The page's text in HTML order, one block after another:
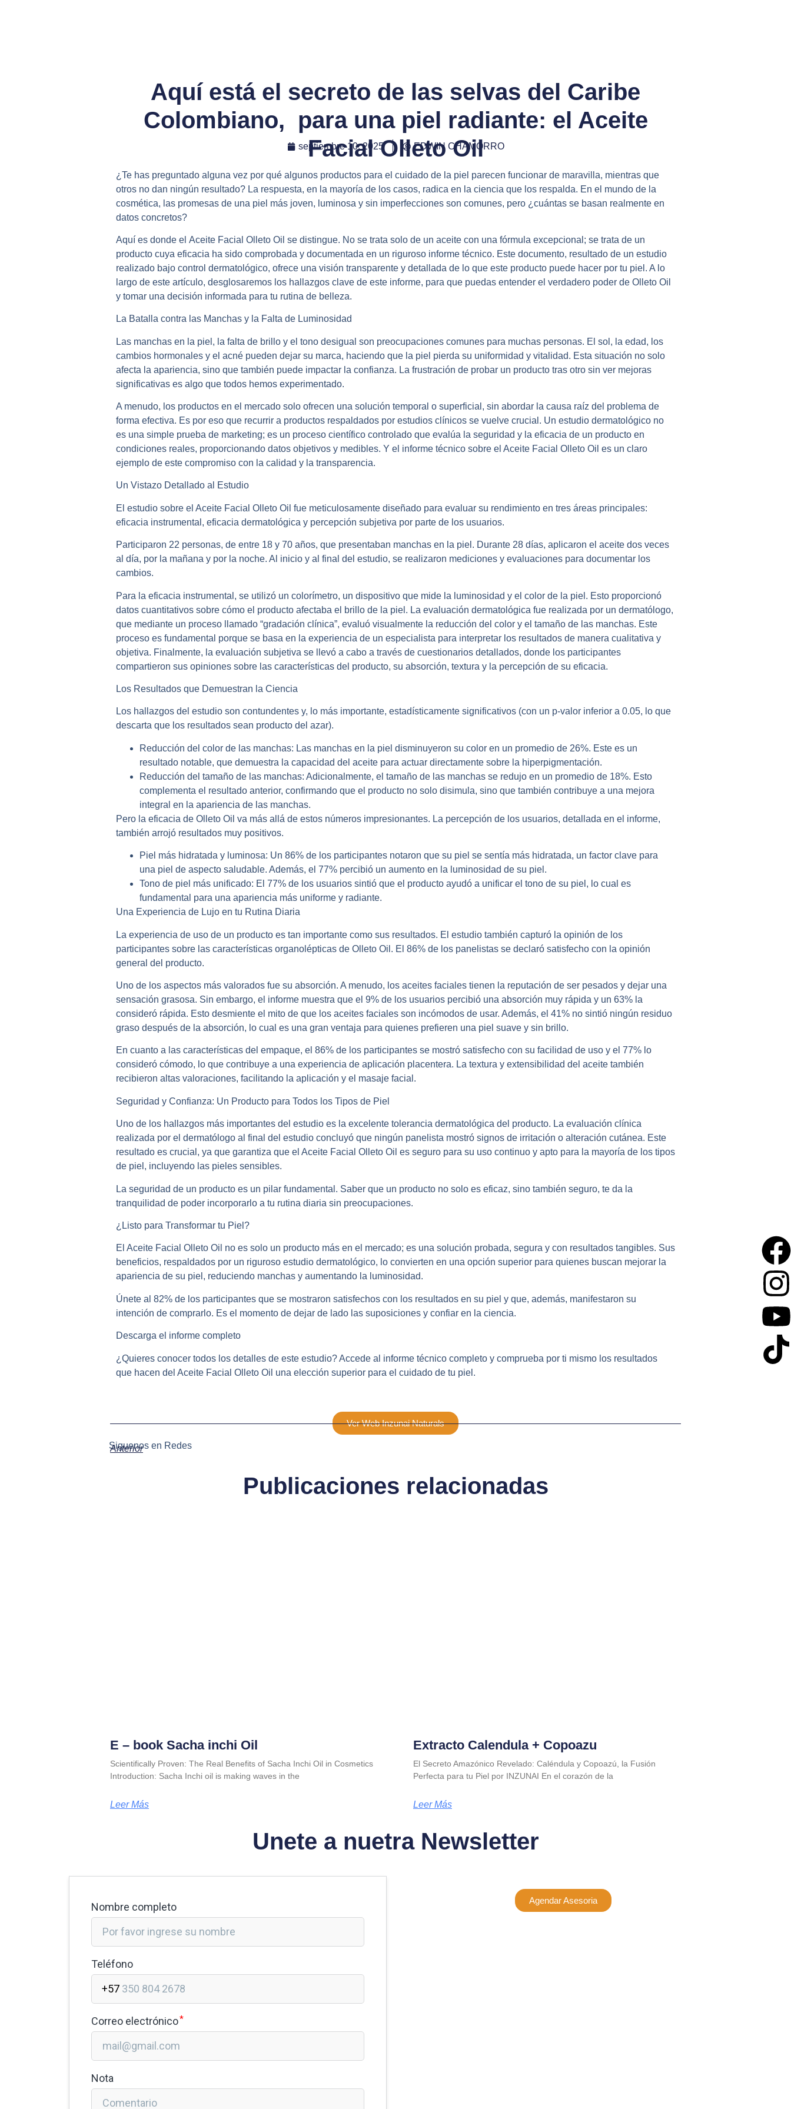
Aquí está el secreto de las selvas del Caribe
Colombiano, para una piel radiante: el Aceite
Facial Olleto Oil
septiembre 10, 2025 EDWIN CHAMORRO
¿Te has preguntado alguna vez por qué algunos productos para el cuidado de la piel parecen funcionar de maravilla, mientras que
otros no dan ningún resultado? La respuesta, en la mayoría de los casos, radica en la ciencia que los respalda. En el mundo de la
cosmética, las promesas de una piel más joven, luminosa y sin imperfecciones son comunes, pero ¿cuántas se basan realmente en
datos concretos?
Aquí es donde el Aceite Facial Olleto Oil se distingue. No se trata solo de un aceite con una fórmula excepcional; se trata de un
producto cuya eficacia ha sido comprobada y documentada en un riguroso informe técnico. Este documento, resultado de un estudio
realizado bajo control dermatológico, ofrece una visión transparente y detallada de lo que este producto puede hacer por tu piel. A lo
largo de este artículo, desglosaremos los hallazgos clave de este informe, para que puedas entender el verdadero poder de Olleto Oil
y tomar una decisión informada para tu rutina de belleza.
La Batalla contra las Manchas y la Falta de Luminosidad
Las manchas en la piel, la falta de brillo y el tono desigual son preocupaciones comunes para muchas personas. El sol, la edad, los
cambios hormonales y el acné pueden dejar su marca, haciendo que la piel pierda su uniformidad y vitalidad. Esta situación no solo
afecta la apariencia, sino que también puede impactar la confianza. La frustración de probar un producto tras otro sin ver mejoras
significativas es algo que todos hemos experimentado.
A menudo, los productos en el mercado solo ofrecen una solución temporal o superficial, sin abordar la causa raíz del problema de
forma efectiva. Es por eso que recurrir a productos respaldados por estudios clínicos se vuelve crucial. Un estudio dermatológico no
es una simple prueba de marketing; es un proceso científico controlado que evalúa la seguridad y la eficacia de un producto en
condiciones reales, proporcionando datos objetivos y medibles. Y el informe técnico sobre el Aceite Facial Olleto Oil es un claro
ejemplo de este compromiso con la calidad y la transparencia.
Un Vistazo Detallado al Estudio
El estudio sobre el Aceite Facial Olleto Oil fue meticulosamente diseñado para evaluar su rendimiento en tres áreas principales:
eficacia instrumental, eficacia dermatológica y percepción subjetiva por parte de los usuarios.
Participaron 22 personas, de entre 18 y 70 años, que presentaban manchas en la piel. Durante 28 días, aplicaron el aceite dos veces
al día, por la mañana y por la noche. Al inicio y al final del estudio, se realizaron mediciones y evaluaciones para documentar los
cambios.
Para la eficacia instrumental , se utilizó un colorímetro, un dispositivo que mide la luminosidad y el color de la piel. Esto proporcionó
datos cuantitativos sobre cómo el producto afectaba el brillo de la piel. La evaluación dermatológica fue realizada por un dermatólogo,
que mediante un proceso llamado “gradación clínica”, evaluó visualmente la reducción del color y el tamaño de las manchas. Este
proceso es fundamental porque se basa en la experiencia de un especialista para interpretar los resultados de manera cualitativa y
objetiva. Finalmente, la evaluación subjetiva se llevó a cabo a través de cuestionarios detallados, donde los participantes
compartieron sus opiniones sobre las características del producto, su absorción, textura y la percepción de su eficacia.
Los Resultados que Demuestran la Ciencia
Los hallazgos del estudio son contundentes y, lo más importante, estadísticamente significativos (con un p-valor inferior a 0.05, lo que
descarta que los resultados sean producto del azar).
Reducción del color de las manchas: Las manchas en la piel disminuyeron su color en un promedio de 26%. Este es un
resultado notable, que demuestra la capacidad del aceite para actuar directamente sobre la hiperpigmentación.
Reducción del tamaño de las manchas: Adicionalmente, el tamaño de las manchas se redujo en un promedio de 18%. Esto
complementa el resultado anterior, confirmando que el producto no solo disimula, sino que también contribuye a una mejora
integral en la apariencia de las manchas.
Pero la eficacia de Olleto Oil va más allá de estos números impresionantes. La percepción de los usuarios, detallada en el informe,
también arrojó resultados muy positivos.
Piel más hidratada y luminosa: Un 86% de los participantes notaron que su piel se sentía más hidratada, un factor clave para
una piel de aspecto saludable. Además, el 77% percibió un aumento en la luminosidad de su piel.
Tono de piel más unificado: El 77% de los usuarios sintió que el producto ayudó a unificar el tono de su piel, lo cual es
fundamental para una apariencia más uniforme y radiante.
Una Experiencia de Lujo en tu Rutina Diaria
La experiencia de uso de un producto es tan importante como sus resultados. El estudio también capturó la opinión de los
participantes sobre las características organolépticas de Olleto Oil. El 86% de los panelistas se declaró satisfecho con la opinión
general del producto.
Uno de los aspectos más valorados fue su absorción. A menudo, los aceites faciales tienen la reputación de ser pesados y dejar una
sensación grasosa. Sin embargo, el informe muestra que el 9% de los usuarios percibió una absorción muy rápida y un 63% la
consideró rápida. Esto desmiente el mito de que los aceites faciales son incómodos de usar. Además, el 41% no sintió ningún residuo
graso después de la absorción, lo cual es una gran ventaja para quienes prefieren una piel suave y sin brillo.
En cuanto a las características del empaque, el 86% de los participantes se mostró satisfecho con su facilidad de uso y el 77% lo
consideró cómodo, lo que contribuye a una experiencia de aplicación placentera. La textura y extensibilidad del aceite también
recibieron altas valoraciones, facilitando la aplicación y el masaje facial.
Seguridad y Confianza: Un Producto para Todos los Tipos de Piel
Uno de los hallazgos más importantes del estudio es la excelente tolerancia dermatológica del producto. La evaluación clínica
realizada por el dermatólogo al final del estudio concluyó que ningún panelista mostró signos de irritación o alteración cutánea. Este
resultado es crucial, ya que garantiza que el Aceite Facial Olleto Oil es seguro para su uso continuo y apto para la mayoría de los tipos
de piel, incluyendo las pieles sensibles.
La seguridad de un producto es un pilar fundamental. Saber que un producto no solo es eficaz, sino también seguro, te da la
tranquilidad de poder incorporarlo a tu rutina diaria sin preocupaciones.
¿Listo para Transformar tu Piel?
El Aceite Facial Olleto Oil no es solo un producto más en el mercado; es una solución probada, segura y con resultados tangibles. Sus
beneficios, respaldados por un riguroso estudio dermatológico, lo convierten en una opción superior para quienes buscan mejorar la
apariencia de su piel, reduciendo manchas y aumentando la luminosidad.
Únete al 82% de los participantes que se mostraron satisfechos con los resultados en su piel y que, además, manifestaron su
intención de comprarlo. Es el momento de dejar de lado las suposiciones y confiar en la ciencia.
Descarga el informe completo
¿Quieres conocer todos los detalles de este estudio? Accede al informe técnico completo y comprueba por ti mismo los resultados
que hacen del Aceite Facial Olleto Oil una elección superior para el cuidado de tu piel.
Ver Informe Técnico
Ver Web Inzunai Naturals
Siguenos en Redes
Anterior
Publicaciones relacionadas
E – book Sacha inchi Oil
Scientifically Proven: The Real Benefits of Sacha Inchi Oil in Cosmetics
Introduction: Sacha Inchi oil is making waves in the
Leer Más
Extracto Calendula + Copoazu
El Secreto Amazónico Revelado: Caléndula y Copoazú, la Fusión
Perfecta para tu Piel por INZUNAI En el corazón de la
Leer Más
Unete a nuetra Newsletter
Agendar Asesoria